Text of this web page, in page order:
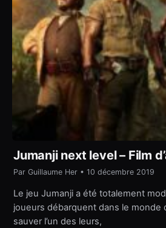
Jumanji next level – Film
Par Guillaume Her • 10 décembre 2019
Le jeu Jumanji a été totalement
joueurs débarquent dans le monde
sauver l’un des leurs,